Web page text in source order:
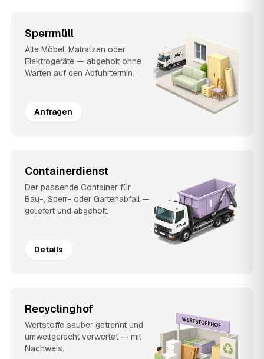
Sperrmüll
Alte Möbel, Matratzen oder
Elektrogeräte — abgeholt ohne
Warten auf den Abfuhrtermin.
Anfragen
Containerdienst
Der passende Container für
Bau-, Sperr- oder Gartenabfall —
geliefert und abgeholt.
Details
Recyclinghof
Wertstoffe sauber getrennt und
umweltgerecht verwertet — mit
Nachweis.